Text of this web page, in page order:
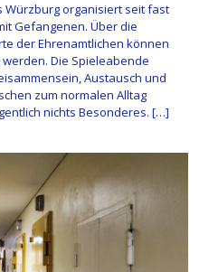
Würzburg organisiert seit fast
Gefangenen. Über die
der Ehrenamtlichen können
Die Spieleabende
Austausch und
zum normalen Alltag
nichts Besonderes. […]